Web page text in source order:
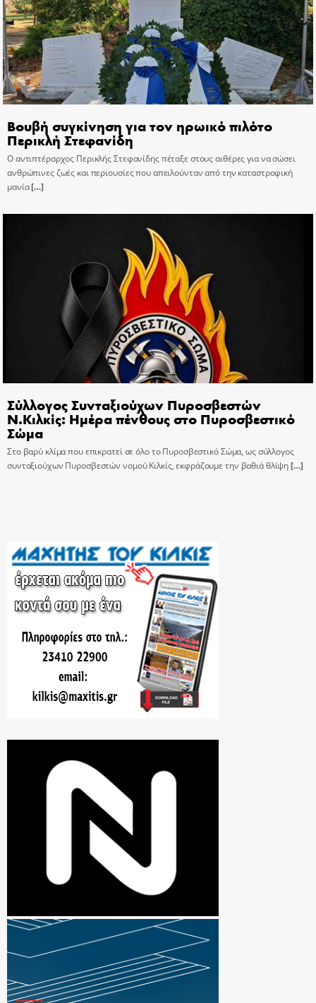
Βουβή συγκίνηση για τον ηρωικό πιλότο
Περικλή Στεφανίδη
Ο αντιπτέραρχος Περικλής Στεφανίδης πέταξε στους αιθέρες για να σώσει
ανθρώπινες ζωές και περιουσίες που απειλούνταν από την καταστροφική
μανία[…]
Σύλλογος Συνταξιούχων Πυροσβεστών
Ν.Κιλκίς: Ημέρα πένθους στο Πυροσβεστικό
Σώμα
Στο βαρύ κλίμα που επικρατεί σε όλο το Πυροσβεστικό Σώμα, ως σύλλογος
συνταξιούχων Πυροσβεστών νομού Κιλκίς, εκφράζουμε την βαθιά θλίψη[…]